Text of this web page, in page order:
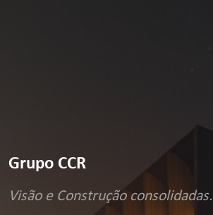
Grupo CCR
Visão e Construção consolidadas.